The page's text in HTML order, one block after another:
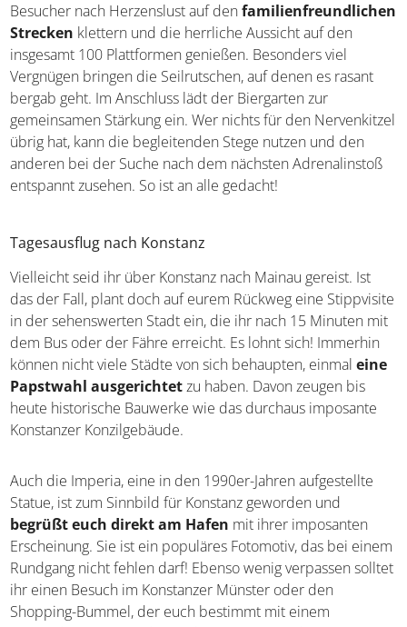
Hat euch der kleine Exkurs im Kinderland von Mainau
gefallen, wird es höchste Zeit für einen separaten Trip
durch den Hochseilgarten. Dieserspannende Kletterpark
zählt zu den schönsten seiner Art am Bodensee und
verfügt über mehrere Parcours in unterschiedlichen
Schwierigkeitsgraden, die allesamt euren Mut erfordern.
Ab sechs Jahren und einer Größe von 110 Zentimetern
dürfen Besucher nach Herzenslust auf den
familienfreundlichen Streckenklettern und die
genießen. Besonders viel Vergnügen bringen die
Anschluss lädt der Biergarten zur gemeinsamen Stärkung
ein. Wer nichts für den Nervenkitzel übrig hat, kann die
begleitenden Stege nutzen und den anderen bei der
Suche nach dem nächsten Adrenalinstoß entspannt
zusehen. So ist an alle gedacht!
Tagesausflug nach Konstanz
das der Fall, plant doch auf eurem Rückweg eine
Stippvisite in der sehenswerten Stadt ein, die ihr nach 15
Minuten mit dem Bus oder der Fähre erreicht. Es lohnt
sich! Immerhin können nicht viele Städte von sich
behaupten, einmaleine Papstwahl ausgerichtetzu
haben. Davon zeugen bis heute historische Bauwerke wie
das durchaus imposante Konstanzer Konzilgebäude.